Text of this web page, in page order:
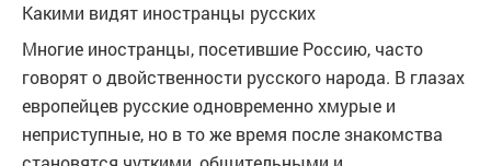
Какими видят иностранцы русских
Многие иностранцы, посетившие Россию, часто
говорят о двойственности русского народа. В глазах
европейцев русские одновременно хмурые и
неприступные, но в то же время после знакомства